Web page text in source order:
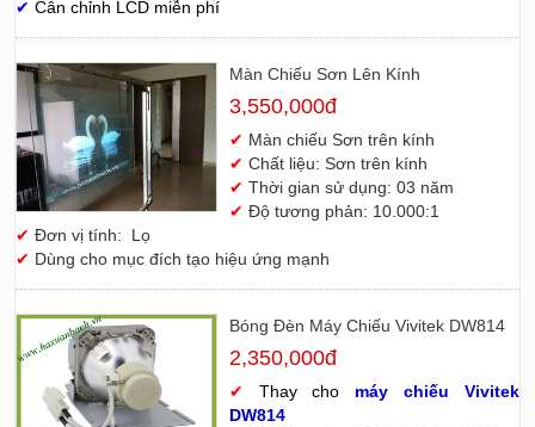
✔ Cân chỉnh LCD miễn phí
Màn Chiếu Sơn Lên Kính
3,550,000đ
✔ Màn chiếu Sơn trên kính
✔ Chất liệu: Sơn trên kính
✔ Thời gian sử dụng: 03 năm
✔ Độ tương phản: 10.000:1
✔ Đơn vị tính: Lọ
✔ Dùng cho mục đích tạo hiệu ứng mạnh
Bóng Đèn Máy Chiếu Vivitek DW814
2,350,000đ
✔ Thay cho máy chiếu Vivitek
DW814